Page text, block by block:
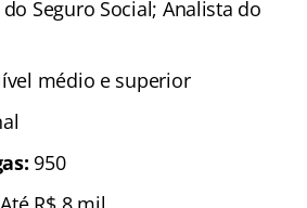
Seguro Social; Analista do
médio e superior
950